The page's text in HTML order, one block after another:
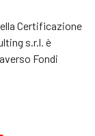
Certificazione
s.r.l. è
Fondi